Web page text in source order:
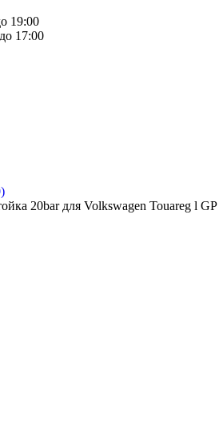
19:00
17:00
20bar для Volkswagen Touareg l GP